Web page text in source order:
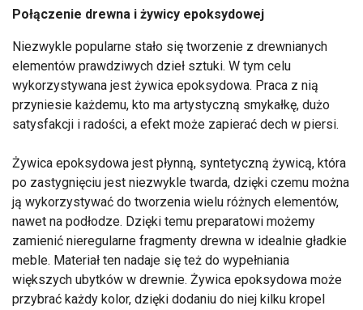
Połączenie drewna i żywicy epoksydowej
Niezwykle popularne stało się tworzenie z drewnianych
elementów prawdziwych dzieł sztuki. W tym celu
wykorzystywana jest żywica epoksydowa. Praca z nią
przyniesie każdemu, kto ma artystyczną smykałkę, dużo
satysfakcji i radości, a efekt może zapierać dech w piersi.
Żywica epoksydowa jest płynną, syntetyczną żywicą, która
po zastygnięciu jest niezwykle twarda, dzięki czemu można
ją wykorzystywać do tworzenia wielu różnych elementów,
nawet na podłodze. Dzięki temu preparatowi możemy
zamienić nieregularne fragmenty drewna w idealnie gładkie
meble. Materiał ten nadaje się też do wypełniania
większych ubytków w drewnie. Żywica epoksydowa może
przybrać każdy kolor, dzięki dodaniu do niej kilku kropel